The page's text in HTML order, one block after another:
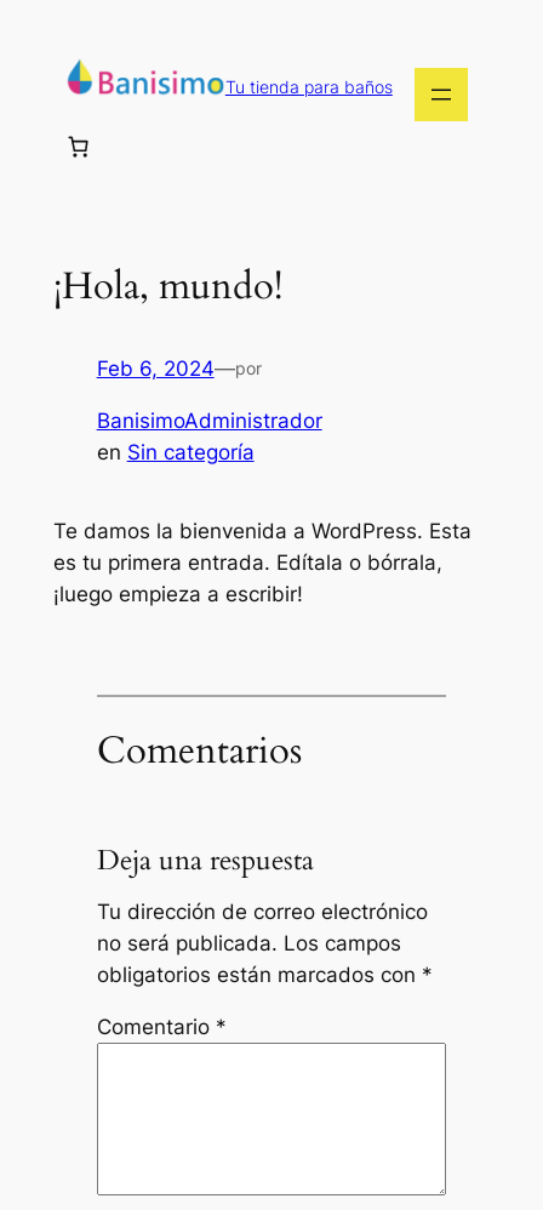
contenido
Tu tienda para baños
¡Hola, mundo!
Feb 6, 2024—por
BanisimoAdministrador
en Sin categoría
Te damos la bienvenida a WordPress. Esta
es tu primera entrada. Edítala o bórrala,
¡luego empieza a escribir!
Comentarios
Deja una respuesta
Tu dirección de correo electrónico
no será publicada. Los campos
obligatorios están marcados con *
Comentario *